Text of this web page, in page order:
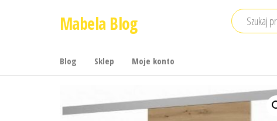
Mabela Blog
Blog Sklep Moje konto